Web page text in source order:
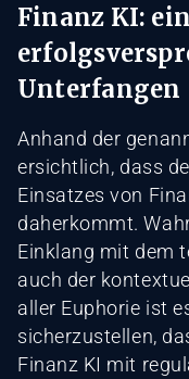
Finanz KI: ein
Unterfangen
Anhand der
ersichtlich, dass
Einsatzes von
daherkommt.
Einklang mit dem
auch der
aller Euphorie ist
sicherzustellen,
Finanz KI mit